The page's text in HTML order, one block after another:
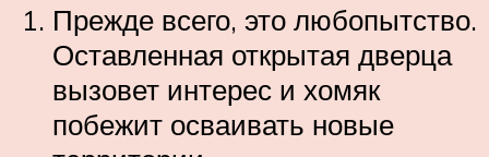
Прежде всего, это любопытство.
Оставленная открытая дверца
вызовет интерес и хомяк
побежит осваивать новые